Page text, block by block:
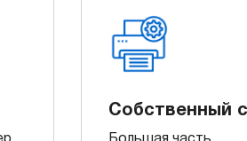
Собственный